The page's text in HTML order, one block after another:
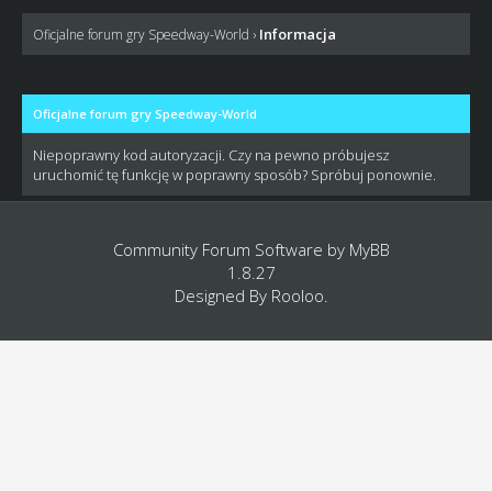
Oficjalne forum gry Speedway-World › Informacja
Oficjalne forum gry Speedway-World
Niepoprawny kod autoryzacji. Czy na pewno próbujesz
uruchomić tę funkcję w poprawny sposób? Spróbuj ponownie.
Community Forum Software by MyBB
1.8.27
Designed By Rooloo.